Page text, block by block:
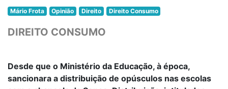
Mário Frota Opinião Direito Direito Consumo
DIREITO CONSUMO
Desde que o Ministério da Educação, à época,
sancionara a distribuição de opúsculos nas escolas